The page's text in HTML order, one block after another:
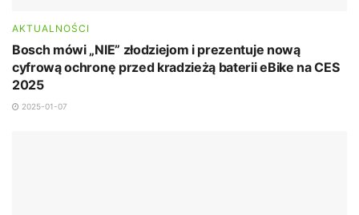
AKTUALNOŚCI
Bosch mówi „NIE” złodziejom i prezentuje nową
cyfrową ochronę przed kradzieżą baterii eBike na CES
2025
2025-01-07